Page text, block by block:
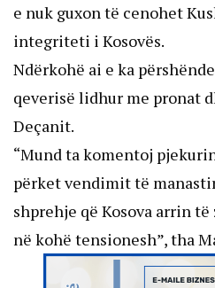
e nuk guxon të cenohet
integriteti i Kosovës.
Ndërkohë ai e ka
qeverisë lidhur me pronat
Deçanit.
“Mund ta komentoj
përket vendimit të
shprehje që Kosova arrin
në kohë tensionesh”, tha